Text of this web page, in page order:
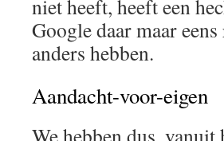
niet heeft, heeft een
Google daar maar
anders hebben.
Aandacht-voor-eigen
We hebben dus,